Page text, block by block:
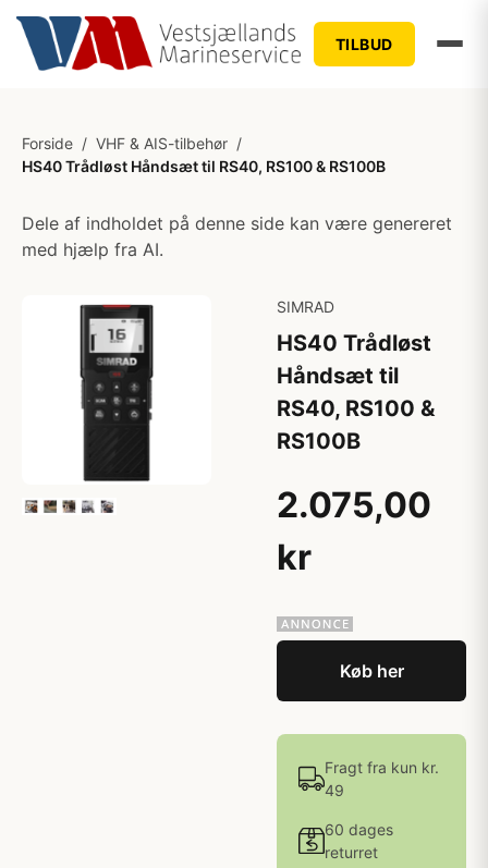
TILBUD
Forside / VHF & AIS-tilbehør /
HS40 Trådløst Håndsæt til RS40, RS100 & RS100B
Dele af indholdet på denne side kan være genereret
med hjælp fra AI.
SIMRAD
HS40 Trådløst
Håndsæt til
RS40, RS100 &
RS100B
2.075,00
kr
Køb her
Fragt fra kun kr.
49
60 dages
returret